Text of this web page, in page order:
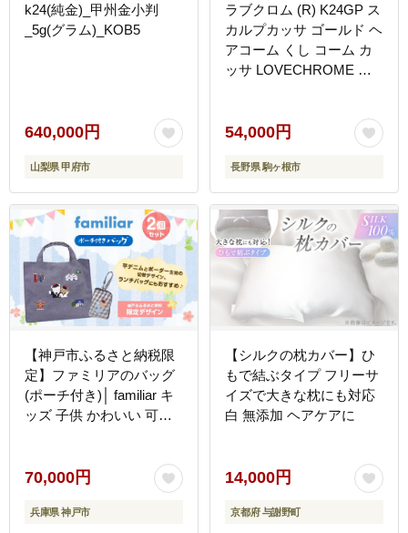
k24(純金)_甲州金小判
_5g(グラム)_KOB5
640,000円
山梨県 甲府市
ラブクロム (R) K24GP ス
カルプカッサ ゴールド ヘ
アコーム くし コーム カ
ッサ LOVECHROME さ
54,000円
長野県 駒ヶ根市
【神戸市ふるさと納税限
定】ファミリアのバッグ
(ポーチ付き)│ familiar キ
ッズ 子供 かわいい 可愛
生日 お祝い 出産祝い
70,000円
兵庫県 神戸市
【シルクの枕カバー】ひ
もで結ぶタイプ フリーサ
イズで大きな枕にも対応
白 無添加 ヘアケアに
14,000円
京都府 与謝野町